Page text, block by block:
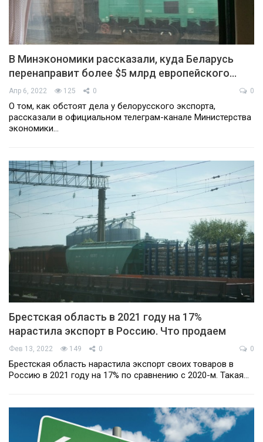
В Минэкономики рассказали, куда Беларусь
перенаправит более $5 млрд европейского…
Апр 6, 2022 125 0 0
О том, как обстоят дела у белорусского экспорта,
рассказали в официальном телеграм-канале Министерства
экономики…
Брестская область в 2021 году на 17%
нарастила экспорт в Россию. Что продаем
Фев 13, 2022 149 0 0
Брестская область нарастила экспорт своих товаров в
Россию в 2021 году на 17% по сравнению с 2020-м. Такая…